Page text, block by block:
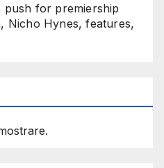
push for premiership
Nicho Hynes, features,